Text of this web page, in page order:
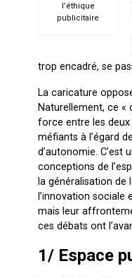
l’éthique
publicitaire
trop encadré, se
La caricature
Naturellement, ce
force entre les deux
méfiants à l’égard
d’autonomie. C’est
conceptions de
la généralisation de
l’innovation sociale
mais leur
ces débats ont
1/ Espace